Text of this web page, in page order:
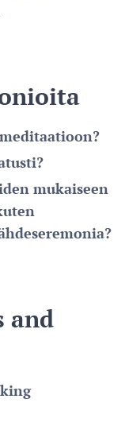
mukaiseen
and